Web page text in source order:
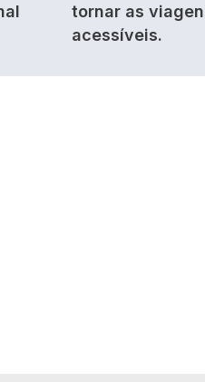
tornar as
acessíveis.